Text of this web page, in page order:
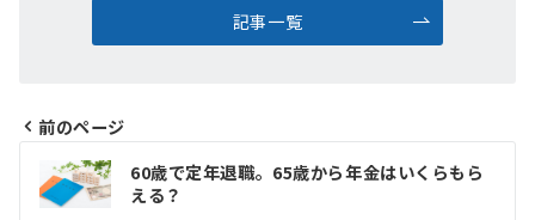
記事一覧
稿
前のページ
60歳で定年退職。65歳から年金はいくらもら
える？